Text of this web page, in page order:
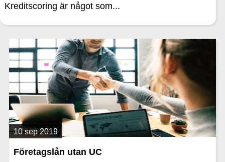
Kreditscoring är något som...
10 sep 2019
Företagslån utan UC